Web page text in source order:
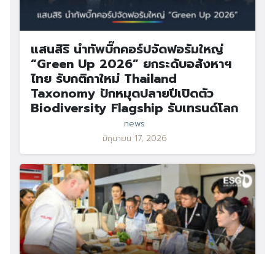
แสนสิริ นำทัพบิ๊กคอร์ปจัดฟอรัมใหญ่
“Green Up 2026” ยกระดับอสังหาฯ
ไทย รับกติกาใหม่ Thailand
Taxonomy ปักหมุดปลายปีเปิดตัว
Biodiversity Flagship รับเทรนด์โลก
news
มิถุนายน 17, 2026